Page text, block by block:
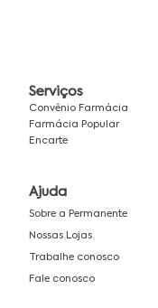
Serviços
Convênio Farmácia
Farmácia Popular
Encarte
Ajuda
Sobre a Permanente
Nossas Lojas
Trabalhe conosco
Fale conosco